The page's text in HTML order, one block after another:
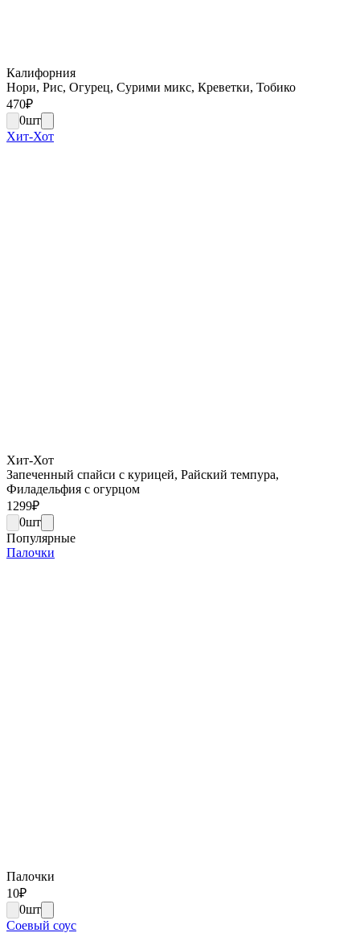
Калифорния
Нори, Рис, Огурец, Сурими микс, Креветки, Тобико
470₽
0шт
Хит-Хот
Хит-Хот
Запеченный спайси с курицей, Райский темпура,
Филадельфия с огурцом
1299₽
0шт
Популярные
Палочки
Палочки
10₽
0шт
Соевый соус